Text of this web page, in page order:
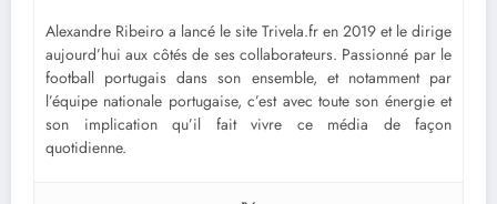
Alexandre Ribeiro a lancé le site Trivela.fr en 2019 et le dirige
aujourd’hui aux côtés de ses collaborateurs. Passionné par le
football portugais dans son ensemble, et notamment par
l’équipe nationale portugaise, c’est avec toute son énergie et
son implication qu’il fait vivre ce média de façon
quotidienne.